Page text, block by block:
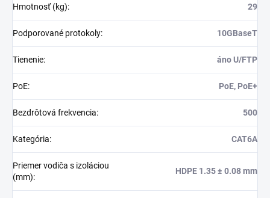
Hmotnosť (kg): 29
Podporované protokoly: 10GBaseT
Tienenie: áno U/FTP
PoE: PoE, PoE+
Bezdrôtová frekvencia: 500
Kategória: CAT6A
Priemer vodiča s izoláciou
(mm):
HDPE 1.35 ± 0.08 mm